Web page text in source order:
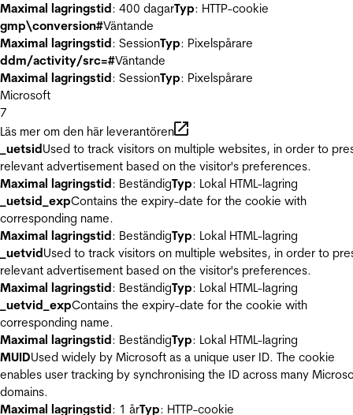
Maximal lagringstid: 400 dagarTyp: HTTP-cookie
gmp\conversion#Väntande
Maximal lagringstid: SessionTyp: Pixelspårare
ddm/activity/src=#Väntande
Maximal lagringstid: SessionTyp: Pixelspårare
Microsoft
7
Läs mer om den här leverantören
_uetsidUsed to track visitors on multiple websites, in order to
relevant advertisement based on the visitor's preferences.
Maximal lagringstid: BeständigTyp: Lokal HTML-lagring
_uetsid_expContains the expiry-date for the cookie with
corresponding name.
Maximal lagringstid: BeständigTyp: Lokal HTML-lagring
_uetvidUsed to track visitors on multiple websites, in order to
relevant advertisement based on the visitor's preferences.
Maximal lagringstid: BeständigTyp: Lokal HTML-lagring
_uetvid_expContains the expiry-date for the cookie with
corresponding name.
Maximal lagringstid: BeständigTyp: Lokal HTML-lagring
MUIDUsed widely by Microsoft as a unique user ID. The cookie
enables user tracking by synchronising the ID across many
domains.
Maximal lagringstid: 1 årTyp: HTTP-cookie